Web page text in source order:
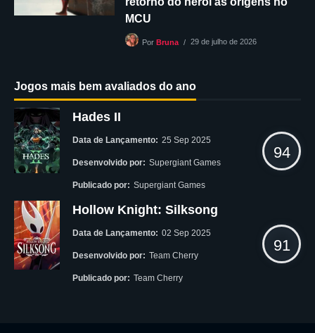
MCU
Por Bruna 29 de julho de 2026
Jogos mais bem avaliados do ano
Hades II
Data de Lançamento: 25 Sep 2025
Desenvolvido por: Supergiant Games
Publicado por: Supergiant Games
94
Hollow Knight: Silksong
Data de Lançamento: 02 Sep 2025
Desenvolvido por: Team Cherry
Publicado por: Team Cherry
91